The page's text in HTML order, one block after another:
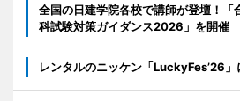
全国の日建学院各校で講師が登壇！「
科試験対策ガイダンス2026」を開催
レンタルのニッケン「LuckyFes’26」